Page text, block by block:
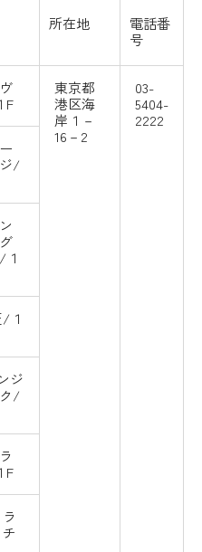
所在地
電話番
号
F
東京都
港区海
岸１－
16－2
03-
5404-
2222
/
１
ジ
/
F